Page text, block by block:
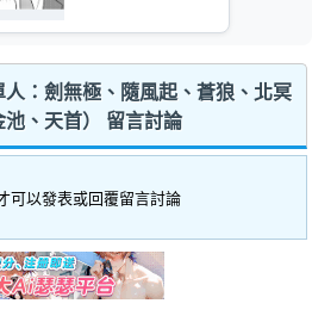
人：劍無極、隨風起、蒼狼、北冥
、天首） 留言討論
可以發表或回覆留言討論